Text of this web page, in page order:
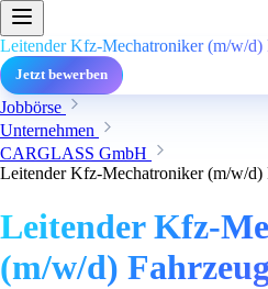
Leitender Kfz-Mechatroniker (m/w/d)
Jetzt bewerben
Jobbörse
Unternehmen
CARGLASS GmbH
Leitender Kfz-Mechatroniker (m/w/d)
Leitender Kfz-
(m/w/d)